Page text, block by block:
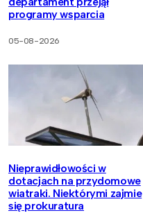
programy wsparcia
05-08-2026
Nieprawidłowości w
dotacjach na przydomowe
wiatraki. Niektórymi zajmie
się prokuratura